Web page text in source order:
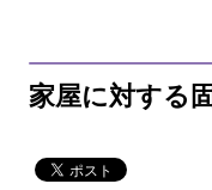
家屋に対する